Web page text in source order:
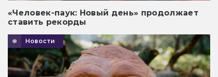
«Человек-паук: Новый день» продолжает
ставить рекорды
Новости